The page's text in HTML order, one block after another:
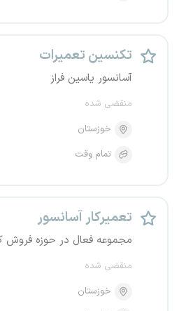
تکنسین تعمیرات
آسانسور یاسین فراز
منقضی شده
خوزستان
تمام وقت
تعمیرکار آسانسور
مجموعه فعال در حوزه فروش
منقضی شده
خوزستان